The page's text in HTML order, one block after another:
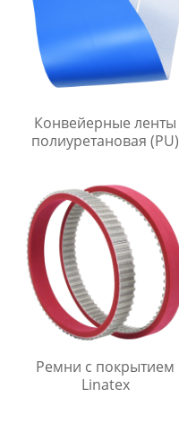
Конвейерные ленты
полиуретановая (PU)
Ремни с покрытием
Linatex